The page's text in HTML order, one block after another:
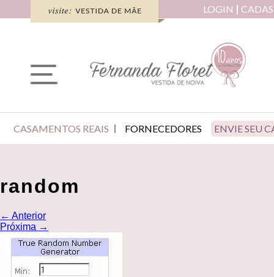
LOGIN
CASAMENTOS REAIS FORNECEDORES ENVIE SEU
random
← Anterior
Próxima →